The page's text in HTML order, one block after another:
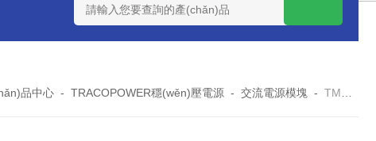
PMMK130S-36U130W系列-U通道電源換器PMMK130S-24U
品中心 -TRACOPOWER穩(wěn)壓電源 -交流電源模塊 -TMPW50-112-J TMPW50-115-JTMPW50-J系列AC/DC底座電源TMPW50-124-J